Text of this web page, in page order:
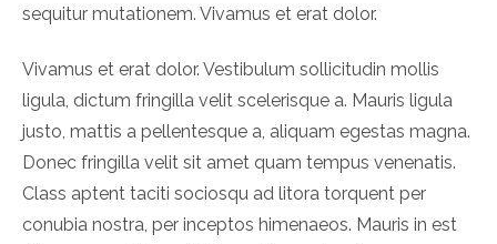
sequitur mutationem. Vivamus et erat dolor.
Vivamus et erat dolor. Vestibulum sollicitudin mollis
ligula, dictum fringilla velit scelerisque a. Mauris ligula
justo, mattis a pellentesque a, aliquam egestas magna.
Donec fringilla velit sit amet quam tempus venenatis.
Class aptent taciti sociosqu ad litora torquent per
conubia nostra, per inceptos himenaeos. Mauris in est